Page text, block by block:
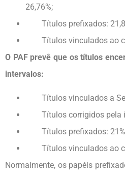
26,76%;
Títulos prefixados:
Títulos vinculados ao
O PAF prevê que os títulos
intervalos:
Títulos vinculados a
Títulos corrigidos pela
Títulos prefixados: 21%
Títulos vinculados ao
Normalmente, os papéis